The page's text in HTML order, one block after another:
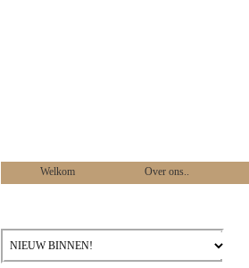
Welkom Over ons..